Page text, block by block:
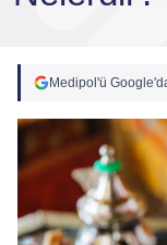
Medipol'ü